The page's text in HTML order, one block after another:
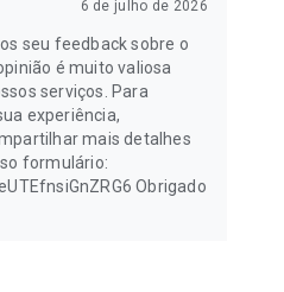
6 de julho de 2026
seu feedback sobre o
é muito valiosa
serviços. Para
experiência,
mais detalhes
formulário:
Obrigado